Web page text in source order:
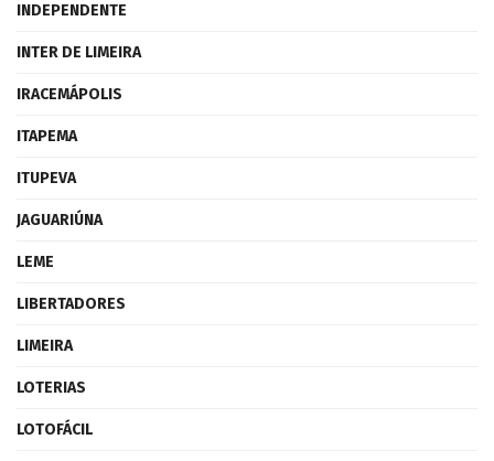
INDEPENDENTE
INTER DE LIMEIRA
IRACEMÁPOLIS
ITAPEMA
ITUPEVA
JAGUARIÚNA
LEME
LIBERTADORES
LIMEIRA
LOTERIAS
LOTOFÁCIL